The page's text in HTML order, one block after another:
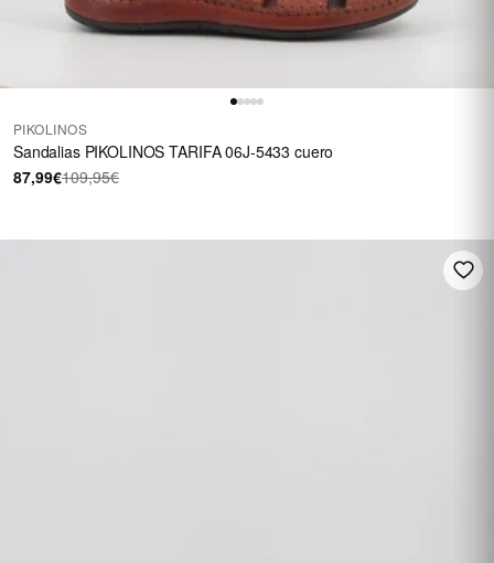
PIKOLINOS
Sandalias PIKOLINOS TARIFA 06J-5433 cuero
87,99€109,95€